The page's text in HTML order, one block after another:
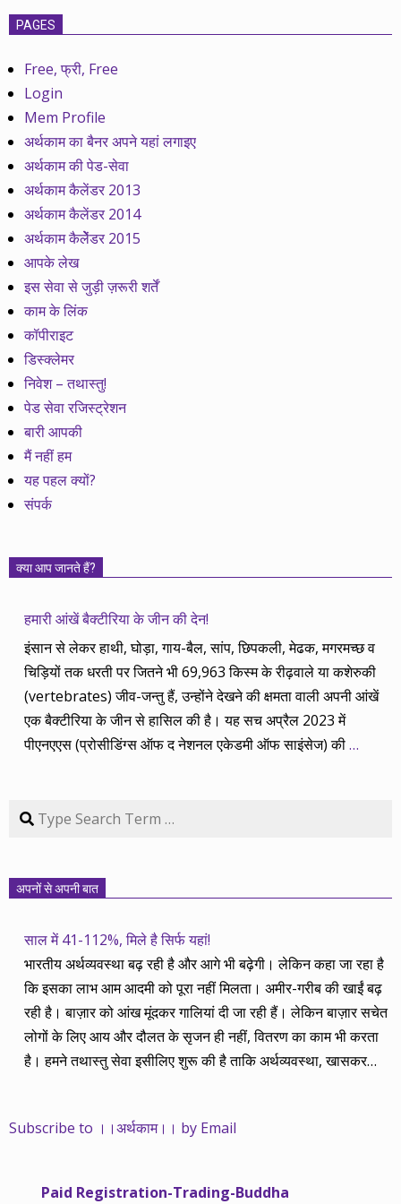
PAGES
Free, फ्री, Free
Login
Mem Profile
अर्थकाम का बैनर अपने यहां लगाइए
अर्थकाम की पेड-सेवा
अर्थकाम कैलेंडर 2013
अर्थकाम कैलेंडर 2014
अर्थकाम कैलेेंडर 2015
आपके लेख
इस सेवा से जुड़ी ज़रूरी शर्तें
काम के लिंक
कॉपीराइट
डिस्क्लेमर
निवेश – तथास्तु!
पेड सेवा रजिस्ट्रेशन
बारी आपकी
मैं नहीं हम
यह पहल क्यों?
संपर्क
क्या आप जानते हैं?
हमारी आंखें बैक्टीरिया के जीन की देन!
इंसान से लेकर हाथी, घोड़ा, गाय-बैल, सांप, छिपकली, मेढक, मगरमच्छ व
चिड़ियों तक धरती पर जितने भी 69,963 किस्म के रीढ़वाले या कशेरुकी
(vertebrates) जीव-जन्तु हैं, उन्होंने देखने की क्षमता वाली अपनी आंखें
एक बैक्टीरिया के जीन से हासिल की है। यह सच अप्रैल 2023 में
पीएनएएस (प्रोसीडिंग्स ऑफ द नेशनल एकेडमी ऑफ साइंसेज) की…
Search
अपनों से अपनी बात
साल में 41-112%, मिले है सिर्फ यहां!
भारतीय अर्थव्यवस्था बढ़ रही है और आगे भी बढ़ेगी। लेकिन कहा जा रहा है
कि इसका लाभ आम आदमी को पूरा नहीं मिलता। अमीर-गरीब की खाईं बढ़
रही है। बाज़ार को आंख मूंदकर गालियां दी जा रही हैं। लेकिन बाज़ार सचेत
लोगों के लिए आय और दौलत के सृजन ही नहीं, वितरण का काम भी करता
है। हमने तथास्तु सेवा इसीलिए शुरू की है ताकि अर्थव्यवस्था, खासकर
महंगाई की दर 10 प्रतिशत से ऊपर रहती है। वे भागकर जाते हैं सोने और
Subscribe to ।।अर्थकाम।। by Email
Paid Registration-Trading-Buddha